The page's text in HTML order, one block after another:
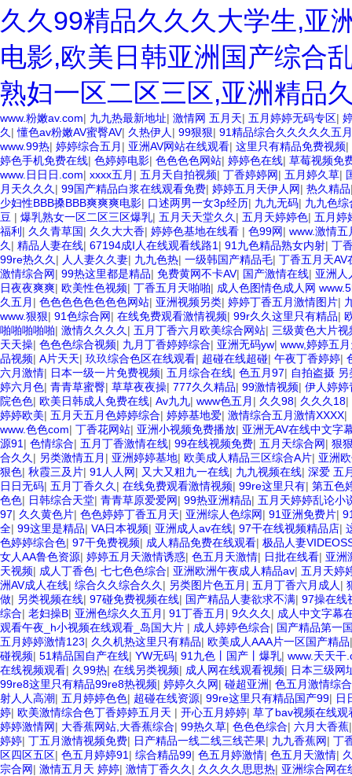
久久99精品久久久大学生,亚
电影,欧美日韩亚洲国产综合
熟妇一区二区三区,亚洲精品
www.粉嫩av.com| 九九热最新地址| 激情网 五月天| 五月婷婷无码专区|
久 |懂色av粉嫩AV蜜臀AV| 久热伊人 | 99狠狠| 91精品综合久久久久久五
www.99热| 婷婷综合五月 | 亚洲AV网站在线观看| 这里只有精品免费视频|
婷色手机免费在线| 色婷婷电影| 色色色色网站| 婷婷色在线| 草莓视频免
www.日日日.com| xxxx五月 | 五月天自拍视频| 丁香婷婷网| 五月婷久草|
月天久久久 | 99国产精品白浆在线观看免费| 婷婷五月天伊人网| 热久精品
少妇性BBB搡BBB爽爽爽电影| 口述两男一女3p经历| 九九无码| 九九色综
豆 | 爆乳熟女一区二区三区爆乳| 五月天天堂久久 | 五月天婷婷色| 五月婷
福利 | 久久青草国| 久久大大香| 婷婷色基地在线看 | 色99网| www.激情五
久 | 精品人妻在线| 67194成I人在线观看线路1 | 91九色精品熟女内射| 丁
99re热久久 | 人人妻久久妻| 九九色热| 一级韩国产精品毛| 丁香五月天AV
激情综合网| 99热这里都是精品| 免费黄网不卡AV| 国产激情在线| 亚洲人
日夜夜爽爽| 欧美性色视频| 丁香五月天啪啪| 成人色图情色成人网
久五月 | 色色色色色色色色网站| 亚洲视频另类| 婷婷丁香五月激情图片|
www.狠狠| 91色综合网| 在线免费观看激情视频| 99r久久这里只有精品|
啪啪啪啪啪| 激情久久久久 | 五月丁香六月欧美综合网站| 三级黄色大片视
天天操| 色色色综合视频| 九月丁香婷婷综合| 亚洲无码yw| www,婷婷五
品视频| A片天天| 玖玖综合色区在线观看| 超碰在线超碰| 午夜丁香婷婷|
六月激情| 日本一级一片免费视频| 五月综合在线| 色五月97| 自拍盗摄 另
婷六月色| 青青草蜜臀| 草草夜夜操| 777久久精品| 99激情视频| 伊人婷婷
院色色| 欧美日韩成人免费在线| Av九九| www色五月 | 久久98| 久久久18|
婷婷欧美| 五月天五月色婷婷综合| 婷婷基地爱| 激情综合五月激情XXXX|
www.色色com| 丁香花网站| 亚洲小视频免费播放| 亚洲无AV在线中文字
源91 | 色情综合| 五月丁香激情在线| 99在线视频免费| 五月天综合网| 狠
合久久 | 另类激情五月 | 亚洲婷婷基地| 欧美成人精品三区综合A片| 亚洲
狠色| 秋霞三及片| 91人人网| 又大又粗九一在线| 九九视频在线| 深爱 五
日日无码| 五月丁香久久 | 在线免费观看激情视频| 99re这里只有| 第五色
色色| 日韩综合天堂| 青青草原爱爱网| 99热亚洲精品| 五月天婷婷乱论小
97| 久久黄色片| 色色婷婷丁香五月天| 亚洲综人色综网| 91亚洲免费片|
全| 99这里是精品| VA日本视频| 亚洲成人av在线| 97干在线视频精品店|
色婷婷综合色| 97干免费视频| 成人精品免费在线观看| 极品人妻
女人AA鲁色资源| 婷婷五月天激情诱惑| 色五月天激情| 日批在线看| 亚洲
天视频| 成人丁香色| 七七色色综合| 亚洲欧洲午夜成人精品av| 五月天婷
洲AV成人在线| 综合久久综合久久 | 另类图片色五月 | 五月丁香六月成人 |
做| 另类视频在线| 97碰免费视频在线| 国产精品人妻欲求不满| 97操在线
综合| 老妇操B| 亚洲色综久久五月 | 91丁香五月 | 9久久久 | 成人中文字幕
观看午夜_h小视频在线观看_岛国大片 | 成人婷婷色综合| 国产精品第一
五月婷婷激情123| 久久机热这里只有精品| 欧美成人AAA片一区国产精品
碰视频| 51精品国自产在线| YW无码| 91九色丨国产丨爆乳| www.天天干
在线视频观看| 久99热| 在线另类视频| 成人网在线观看视频| 日本三级网
99re8这里只有精品99re8热视频| 婷婷久久网| 碰超亚洲| 色五月激情综
射人人高潮| 五月婷婷色色| 超碰在线资源| 99re这里只有精品国产99| 日
婷| 欧美激情综合色丁香婷婷五月天 | 开心五月婷婷| 草了bav视频在线观
婷婷激情网| 大香蕉网站,大香蕉综合| 99热久草| 色色色综合| 六月大香蕉
婷婷| 丁五月激情视频免费| 日产精品一线二线三线芒果| 九九香蕉网| 丁
区四区五区| 色五月婷婷91 | 综合精品99| 色五月婷激情| 色五月天激情|
宗合网| 激情五月天 婷婷| 激情丁香久久 | 久久久久思思热| 亚洲综合网在